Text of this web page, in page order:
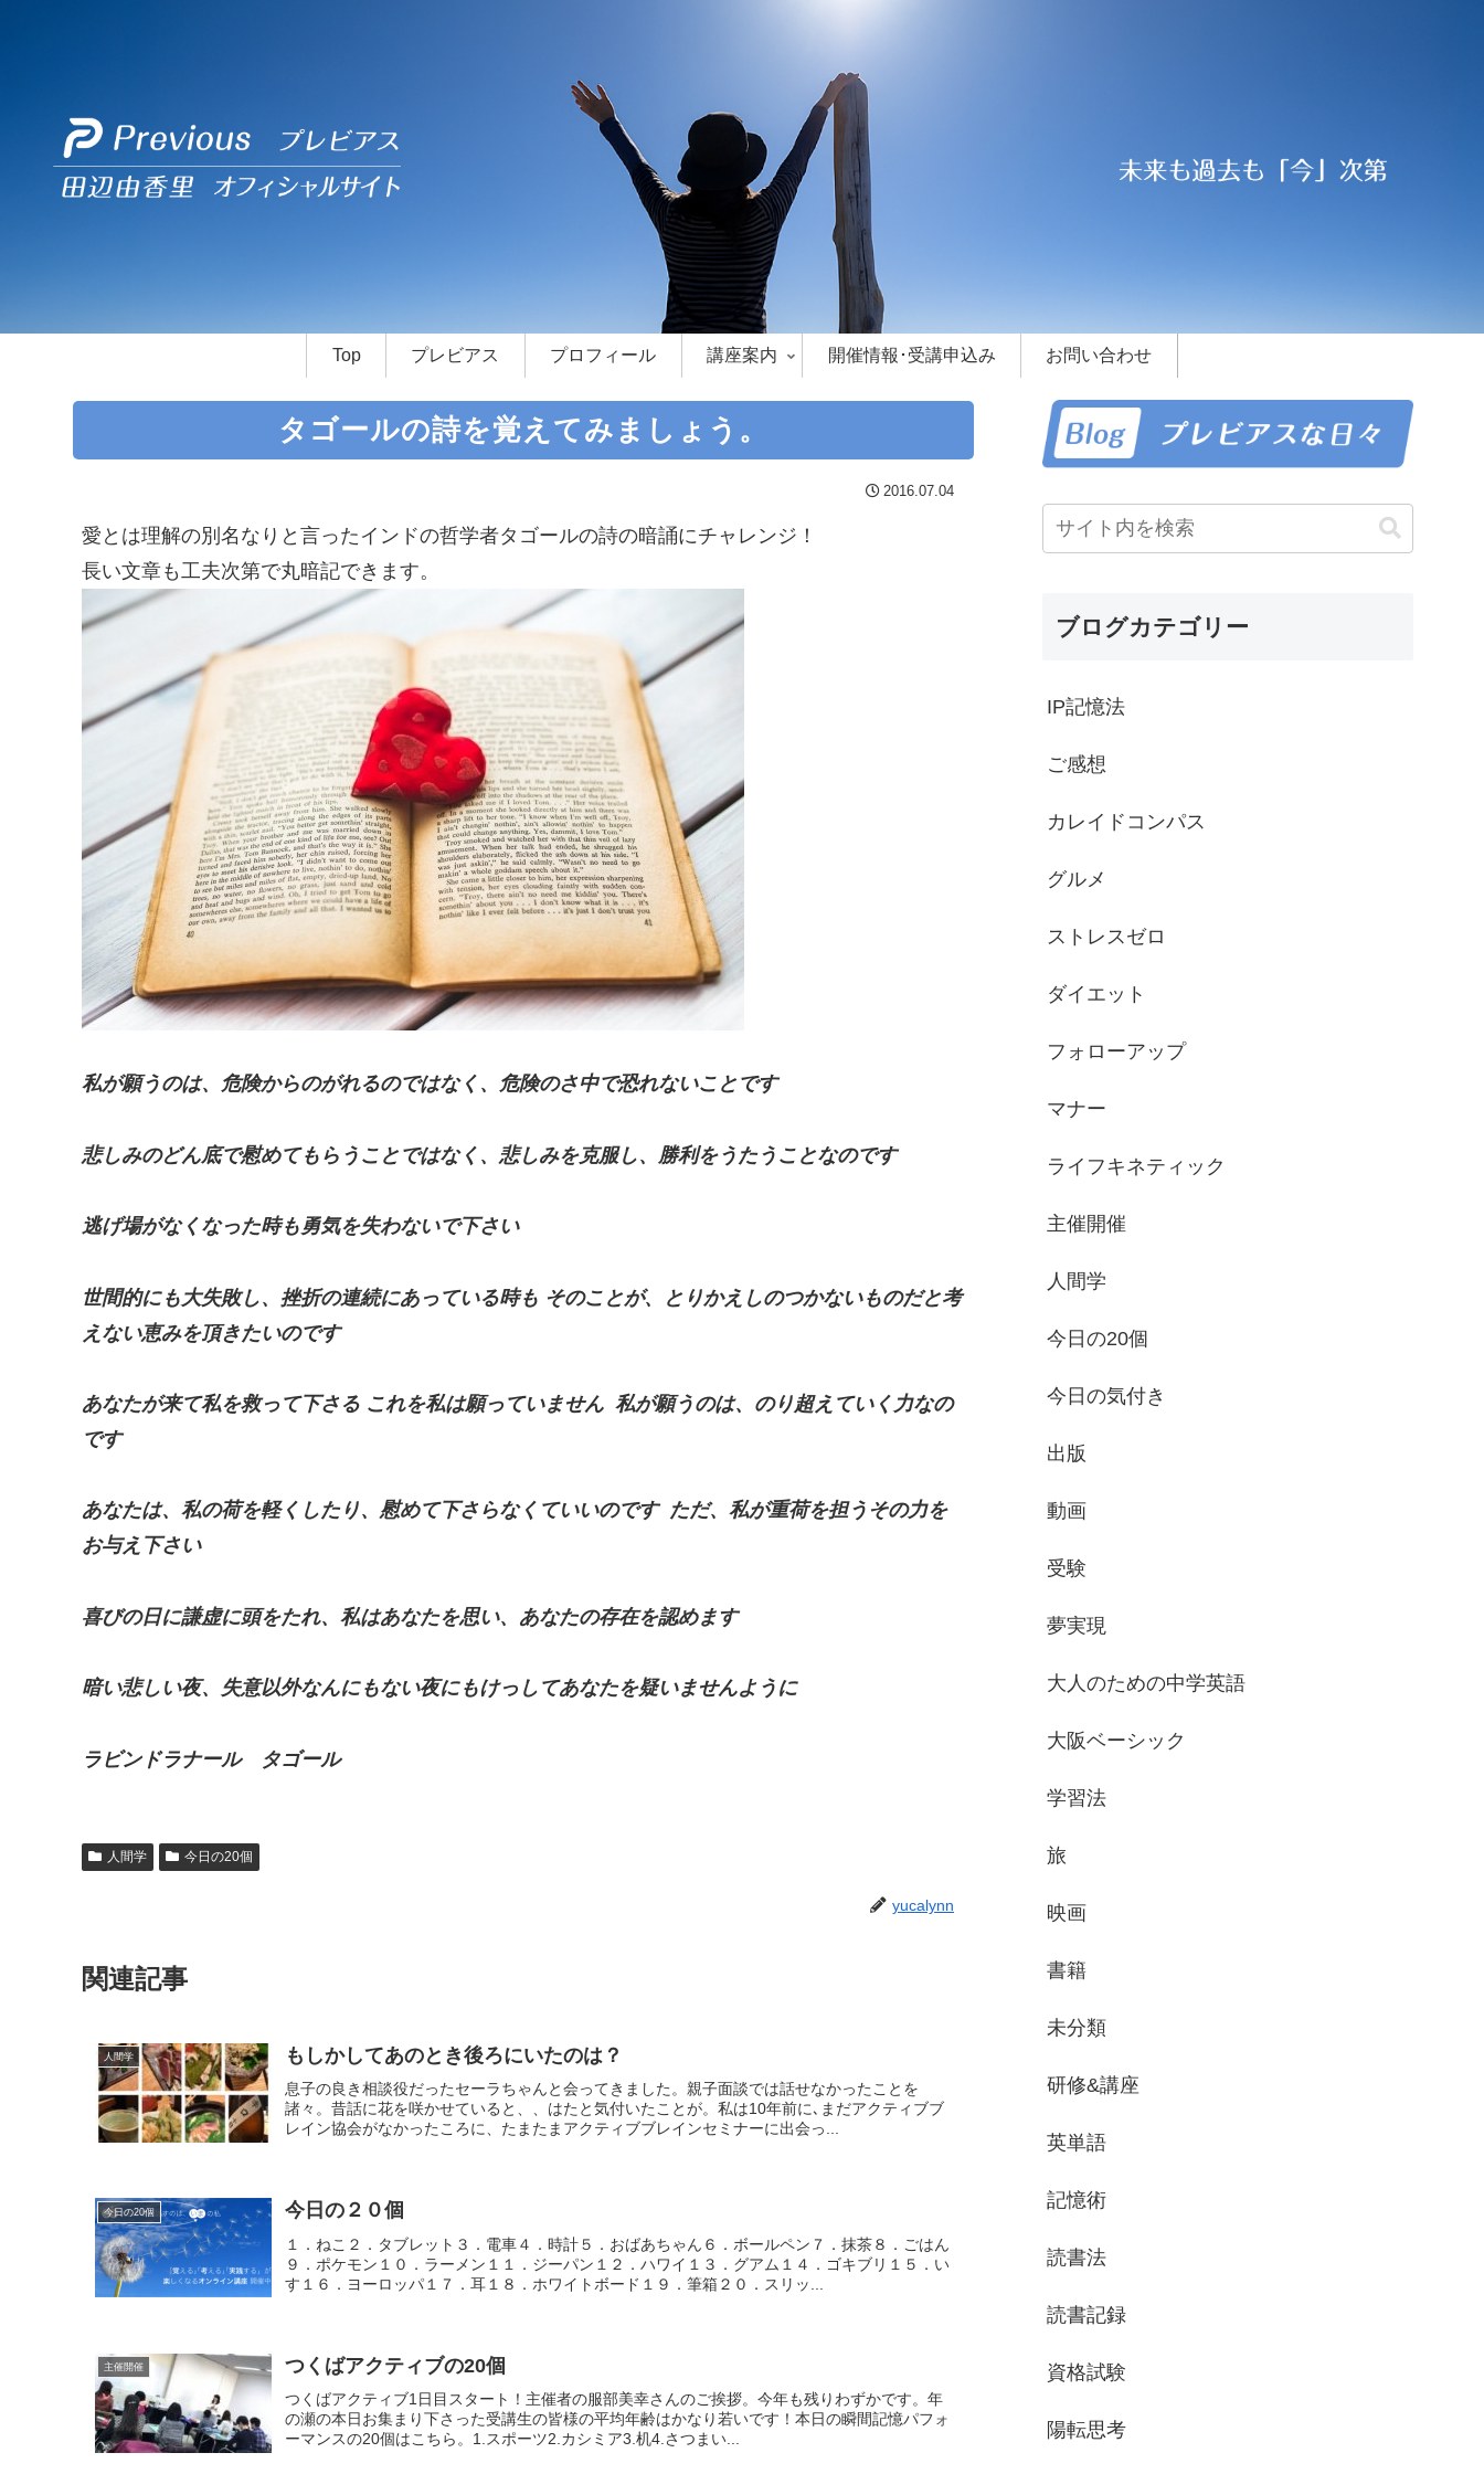
Top プレビアス プロフィール 講座案内 開催情報･受講申込み お問い合わせ
タゴールの詩を覚えてみましょう。
2016.07.04
愛とは理解の別名なりと言ったインドの哲学者タゴールの詩の暗誦にチャレンジ！
長い文章も工夫次第で丸暗記できます。
私が願うのは、危険からのがれるのではなく、 危険のさ中で恐れないことです
悲しみのどん底で慰めてもらうことではなく、 悲しみを克服し、勝利をうたうことなのです
逃げ場がなくなった時も勇気を失わないで下さい
世間的にも大失敗し、挫折の連続にあっている時も そのことが、とりかえしのつかないものだと考
えない恵みを頂きたいのです
あなたが来て私を救って下さる これを私は願っていません 私が願うのは、のり超えていく力なの
です
あなたは、私の荷を軽くしたり、 慰めて下さらなくていいのです ただ、私が重荷を担うその力を
お与え下さい
喜びの日に謙虚に頭をたれ、 私はあなたを思い、あなたの存在を認めます
暗い悲しい夜、失意以外なんにもない夜にもけっしてあなたを疑いませんように
ラビンドラナール タゴール
人間学 今日の20個
yucalynn
関連記事
人間学 もしかしてあのとき後ろにいたのは？
息子の良き相談役だったセーラちゃんと会ってきました。親子面談では話せなかったことを
諸々。昔話に花を咲かせていると、、はたと気付いたことが。私は10年前に､まだアクティブブ
レイン協会がなかったころに、たまたまアクティブブレインセミナーに出会っ...
今日の20個 今日の２０個
１．ねこ２．タブレット３．電車４．時計５．おばあちゃん６．ボールペン７．抹茶８．ごはん
９．ポケモン１０．ラーメン１１．ジーパン１２．ハワイ１３．グアム１４．ゴキブリ１５．い
す１６．ヨーロッパ１７．耳１８．ホワイトボード１９．筆箱２０．スリッ...
主催開催 つくばアクティブの20個
つくばアクティブ1日目スタート！主催者の服部美幸さんのご挨拶。今年も残りわずかです。年
の瀬の本日お集まり下さった受講生の皆様の平均年齢はかなり若いです！本日の瞬間記憶パフォ
ーマンスの20個はこちら。1.スポーツ2.カシミア3.机4.さつまい...
ブログカテゴリー
IP記憶法
ご感想
カレイドコンパス
グルメ
ストレスゼロ
ダイエット
フォローアップ
マナー
ライフキネティック
主催開催
人間学
今日の20個
今日の気付き
出版
動画
受験
夢実現
大人のための中学英語
大阪ベーシック
学習法
旅
映画
書籍
未分類
研修&講座
英単語
記憶術
読書法
読書記録
資格試験
陽転思考